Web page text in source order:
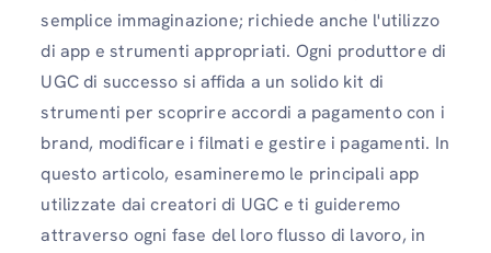
semplice immaginazione; richiede anche l'utilizzo
di app e strumenti appropriati. Ogni produttore di
UGC di successo si affida a un solido kit di
strumenti per scoprire accordi a pagamento con i
brand, modificare i filmati e gestire i pagamenti. In
questo articolo, esamineremo le principali app
utilizzate dai creatori di UGC e ti guideremo
attraverso ogni fase del loro flusso di lavoro, in